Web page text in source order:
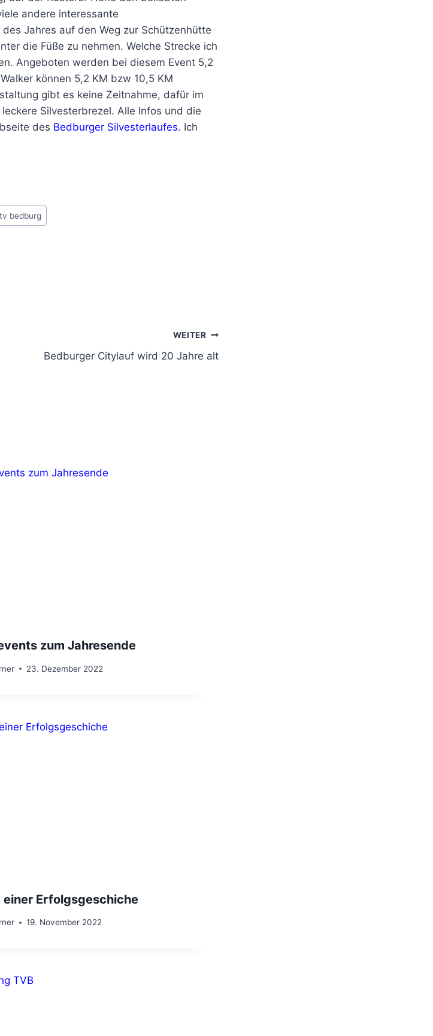
andere interessante
Jahres auf den Weg zur Schützenhütte
die Füße zu nehmen. Welche Strecke ich
Angeboten werden bei diesem Event 5,2
können 5,2 KM bzw 10,5 KM
gibt es keine Zeitnahme, dafür im
Silvesterbrezel. Alle Infos und die
des Bedburger Silvesterlaufes. Ich
bedburg
WEITER
Bedburger Citylauf wird 20 Jahre alt
zum Jahresende
23. Dezember 2022
einer Erfolgsgeschiche
19. November 2022